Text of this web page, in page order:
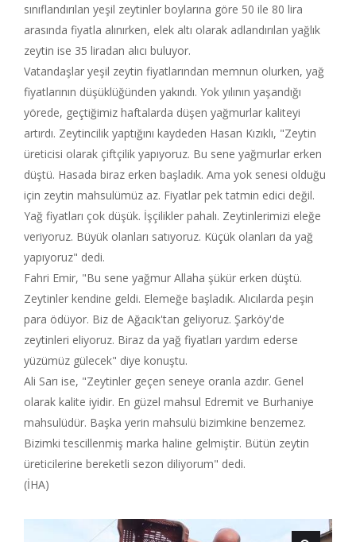
sınıflandırılan yeşil zeytinler boylarına göre 50 ile 80 lira
arasında fiyatla alınırken, elek altı olarak adlandırılan yağlık
zeytin ise 35 liradan alıcı buluyor.
Vatandaşlar yeşil zeytin fiyatlarından memnun olurken, yağ
fiyatlarının düşüklüğünden yakındı. Yok yılının yaşandığı
yörede, geçtiğimiz haftalarda düşen yağmurlar kaliteyi
artırdı. Zeytincilik yaptığını kaydeden Hasan Kızıklı, "Zeytin
üreticisi olarak çiftçilik yapıyoruz. Bu sene yağmurlar erken
düştü. Hasada biraz erken başladık. Ama yok senesi olduğu
için zeytin mahsulümüz az. Fiyatlar pek tatmin edici değil.
Yağ fiyatları çok düşük. İşçilikler pahalı. Zeytinlerimizi eleğe
veriyoruz. Büyük olanları satıyoruz. Küçük olanları da yağ
yapıyoruz" dedi.
Fahri Emir, "Bu sene yağmur Allaha şükür erken düştü.
Zeytinler kendine geldi. Elemeğe başladık. Alıcılarda peşin
para ödüyor. Biz de Ağacık'tan geliyoruz. Şarköy'de
zeytinleri eliyoruz. Biraz da yağ fiyatları yardım ederse
yüzümüz gülecek" diye konuştu.
Ali Sarı ise, "Zeytinler geçen seneye oranla azdır. Genel
olarak kalite iyidir. En güzel mahsul Edremit ve Burhaniye
mahsulüdür. Başka yerin mahsulü bizimkine benzemez.
Bizimki tescillenmiş marka haline gelmiştir. Bütün zeytin
üreticilerine bereketli sezon diliyorum" dedi.
(İHA)